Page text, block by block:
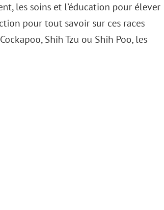
les soins et l’éducation pour élever
pour tout savoir sur ces races
Shih Tzu ou Shih Poo, les